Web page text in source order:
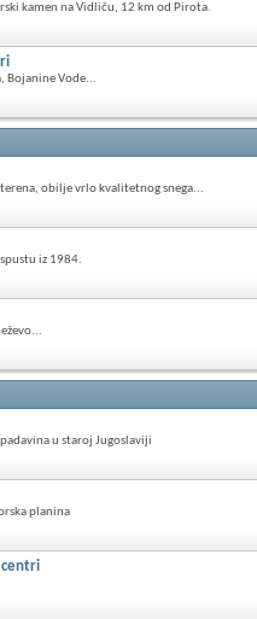
kamen na Vidliču, 12 km od Pirota.
Bojanine Vode...
obilje vrlo kvalitetnog snega...
iz 1984.
u staroj Jugoslaviji
planina
centri